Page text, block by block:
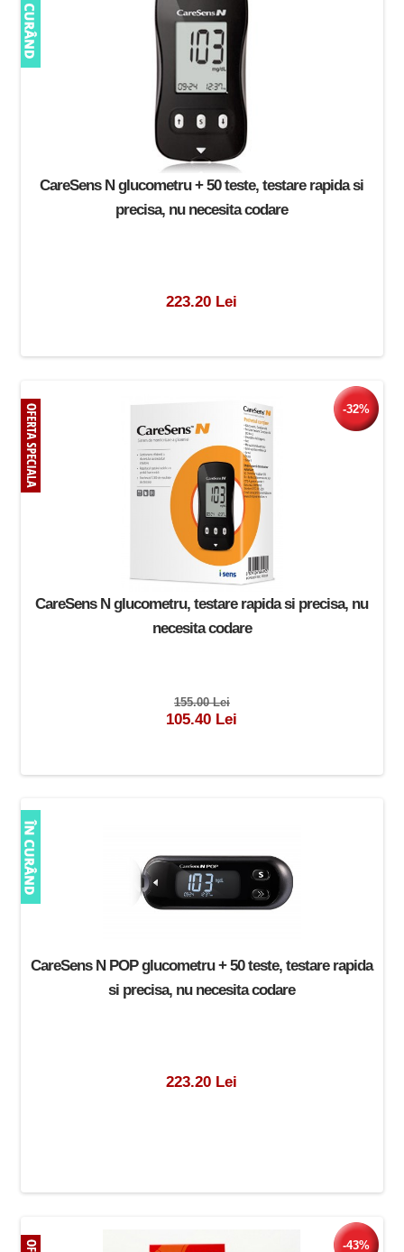
CareSens N glucometru + 50 teste, testare rapida si
precisa, nu necesita codare
223.20 Lei
-32%
CareSens N glucometru, testare rapida si precisa, nu
necesita codare
155.00 Lei
105.40 Lei
CareSens N POP glucometru + 50 teste, testare rapida
si precisa, nu necesita codare
223.20 Lei
-43%